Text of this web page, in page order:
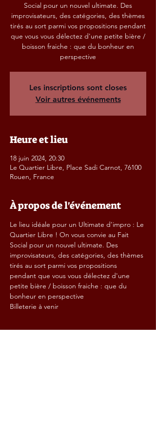
Social pour un nouvel ultimate. Des
improvisateurs, des catégories, des thèmes
tirés au sort parmi vos propositions pendant
que vous vous délectez d'une petite bière /
boisson fraiche : que du bonheur en
perspective
Les inscriptions sont closes
Voir autres événements
Heure et lieu
18 juin 2024, 20:30
Le Quartier Libre, Place Sadi Carnot, 76100
Rouen, France
À propos de l'événement
Le lieu idéale pour un Ultimate d'impro : Le
Quartier Libre ! On vous convie au Fait
Social pour un nouvel ultimate. Des
improvisateurs, des catégories, des thèmes
tirés au sort parmi vos propositions
pendant que vous vous délectez d'une
petite bière / boisson fraiche : que du
bonheur en perspective
Billeterie à venir